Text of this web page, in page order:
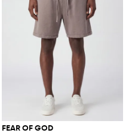
FEAR OF GOD